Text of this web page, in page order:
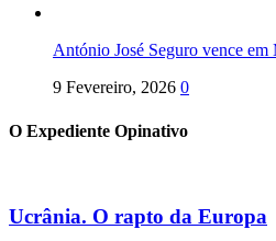
António José Seguro vence
9 Fevereiro, 2026 0
O Expediente Opinativo
Ucrânia. O rapto da Europa